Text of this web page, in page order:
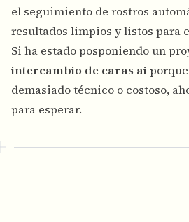
el seguimiento de rostros
resultados limpios y listos para
Si ha estado posponiendo un
intercambio de caras ai
demasiado técnico o costoso,
para esperar.